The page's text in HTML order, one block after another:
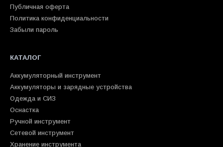
Публичная оферта
Политика конфиденциальности
Забыли пароль
КАТАЛОГ
Аккумуляторный инструмент
Аккумуляторы и зарядные устройства
Одежда и СИЗ
Оснастка
Ручной инструмент
Сетевой инструмент
Хранение инструмента